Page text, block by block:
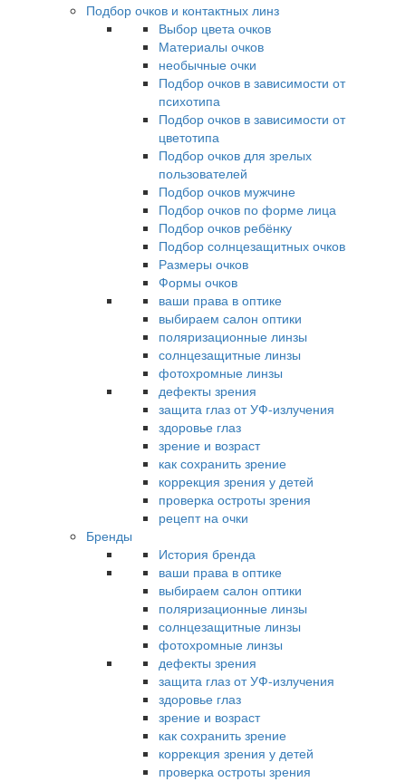
Подбор очков и контактных линз
Выбор цвета очков
Материалы очков
необычные очки
Подбор очков в зависимости от
психотипа
Подбор очков в зависимости от
цветотипа
Подбор очков для зрелых
пользователей
Подбор очков мужчине
Подбор очков по форме лица
Подбор очков ребёнку
Подбор солнцезащитных очков
Размеры очков
Формы очков
ваши права в оптике
выбираем салон оптики
поляризационные линзы
солнцезащитные линзы
фотохромные линзы
дефекты зрения
защита глаз от УФ-излучения
здоровье глаз
зрение и возраст
как сохранить зрение
коррекция зрения у детей
проверка остроты зрения
рецепт на очки
Бренды
История бренда
ваши права в оптике
выбираем салон оптики
поляризационные линзы
солнцезащитные линзы
фотохромные линзы
дефекты зрения
защита глаз от УФ-излучения
здоровье глаз
зрение и возраст
как сохранить зрение
коррекция зрения у детей
проверка остроты зрения